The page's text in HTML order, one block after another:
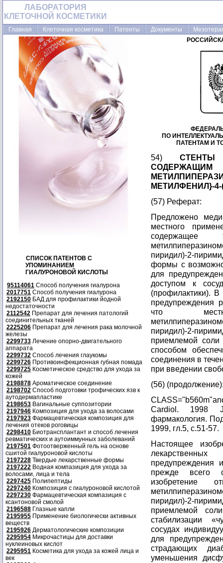
ЛАБОРАТОРИЯ
КЛЕТОЧНОЙ КОСМЕТИКИ
Главная Клеточная косметика Патенты Документы
СПИСОК ПАТЕНТОВ С
УПОМИНАНИЕМ
ГИАЛУРОНОВОЙ КИСЛОТЫ
95114061 Способ получения гиалурона
2017751 Способ получения гиалурона
2192150 БАД для профилактики йодной
недостаточности
2112542 Препарат для лечения патологий
соединительных тканей
2225206 Препарат для лечения рака молочной
железы
2299733 Лечение опорно-двигательного
аппарата
2299732 Способ лечения глаукомы
2299726 Противоинфекционная губная помада
2299725 Косметическое средство для ухода за
кожей
2198878 Ароматическое соединение
2198702 Способ подготовки трофических язв к
аутодермапластике
2198653 Вагинальные суппозитории
2197946 Композиция для ухода за волосами
2197923 Фармацевтическая композиция для
лечения отеков роговицы
2298410 Биотрансплантант и способ лечения
ревматических и аутоиммунных заболеваний
2197501 Фотоотверженный гель на основе
сшитой гиалуроновой кислоты
2197228 Твердые лекарственные формы
2197222 Водная компазиция для ухода за
волосами, лица и тела
2297425 Полипептиды
2297240 Композиция с гиалуроновой кислотой
2297230 Фармацевтическая компазиция с
ксантоновой смолой
2196588 Глазные капли
2195955 Применение биологически активных
веществ
2195926 Дерматологические композиции
2295954 Микрочастицы для доставки
нуклеиновых кислот
2295951 Косметика для ухода за кожей лица и
век
ПО
ПАТЕНТАМ И
54)
МЕТИЛФЕНИЛ}-
(57) Реферат:
Предложено
местного
содержащее
пиридил)-2-
формы с
для
доступом к
(профилактики).
предупреждения
что
пиридил)-2-
приемлемой
способом
соединения в
при введении
(56)
Cardiol. 1998
фармакология.
1999, гл.5, с.51-57.
Настоящее
предупреждения
прежде всего
изобретение
пиридил)-2-
приемлемой
стабилизации
сосудах
для
страдающих
уменьшения